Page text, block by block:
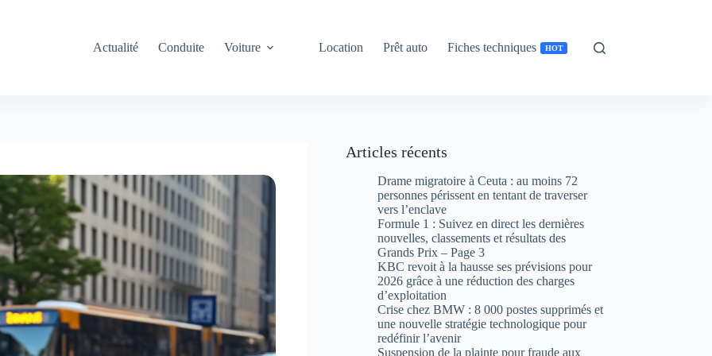
Actualité Conduite Voiture Location Prêt auto Fiches techniques HOT
Articles récents
Drame migratoire à Ceuta : au moins 72
personnes périssent en tentant de traverser
vers l’enclave
Formule 1 : Suivez en direct les dernières
nouvelles, classements et résultats des
Grands Prix – Page 3
KBC revoit à la hausse ses prévisions pour
2026 grâce à une réduction des charges
d’exploitation
Crise chez BMW : 8 000 postes supprimés et
une nouvelle stratégie technologique pour
redéfinir l’avenir
Suspension de la plainte pour fraude aux